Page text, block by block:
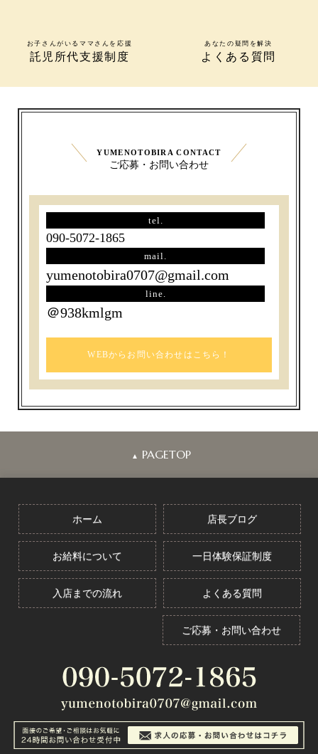
お子さんがいるママさんを応援
託児所代支援制度
あなたの疑問を解決
よくある質問
YUMENOTOBIRA CONTACT
ご応募・お問い合わせ
tel.
090-5072-1865
mail.
yumenotobira0707@gmail.com
line.
＠938kmlgm
WEBからお問い合わせはこちら！
▲ PAGETOP
ホーム 店長ブログ
お給料について 一日体験保証制度
入店までの流れ よくある質問
ご応募・お問い合わせ